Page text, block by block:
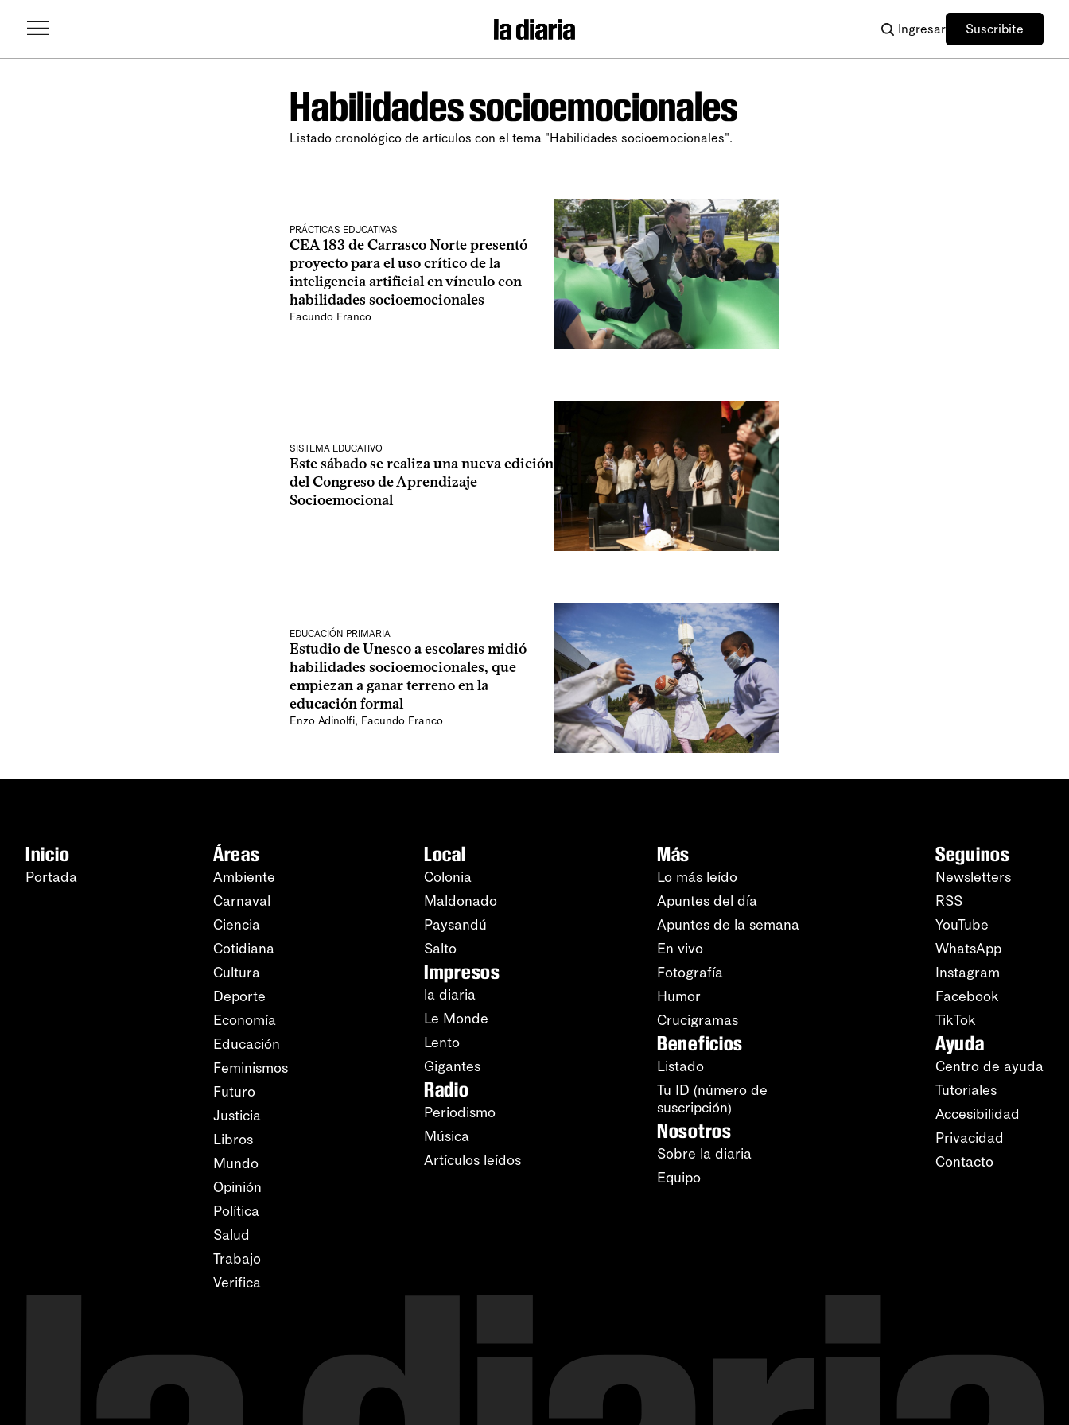
Ingresar Suscribite
Habilidades socioemocionales
Listado cronológico de artículos con el tema "Habilidades socioemocionales".
PRÁCTICAS EDUCATIVAS
CEA 183 de Carrasco Norte presentó
proyecto para el uso crítico de la
inteligencia artificial en vínculo con
habilidades socioemocionales
Facundo Franco
SISTEMA EDUCATIVO
Este sábado se realiza una nueva edición
del Congreso de Aprendizaje
Socioemocional
EDUCACIÓN PRIMARIA
Estudio de Unesco a escolares midió
habilidades socioemocionales, que
empiezan a ganar terreno en la
educación formal
Enzo Adinolfi, Facundo Franco
Inicio
Portada
Áreas
Ambiente
Carnaval
Ciencia
Cotidiana
Cultura
Deporte
Economía
Educación
Feminismos
Futuro
Justicia
Libros
Mundo
Opinión
Política
Salud
Trabajo
Verifica
Local
Colonia
Maldonado
Paysandú
Salto
Impresos
la diaria
Le Monde
Lento
Gigantes
Radio
Periodismo
Música
Artículos leídos
Más
Lo más leído
Apuntes del día
Apuntes de la semana
En vivo
Fotografía
Humor
Crucigramas
Beneficios
Listado
Tu ID (número de
suscripción)
Nosotros
Sobre la diaria
Equipo
Seguinos
Newsletters
RSS
YouTube
WhatsApp
Instagram
Facebook
TikTok
Ayuda
Centro de ayuda
Tutoriales
Accesibilidad
Privacidad
Contacto